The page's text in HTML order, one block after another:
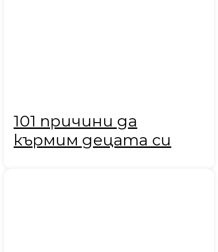
101 причини да
кърмим децата си